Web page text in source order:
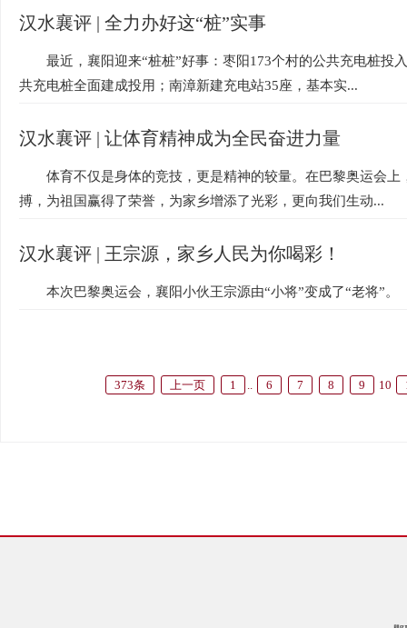
汉水襄评 | 全力办好这“桩”实事
最近，襄阳迎来“桩桩”好事：枣阳173个村的公共充电桩投
共充电桩全面建成投用；南漳新建充电站35座，基本实...
汉水襄评 | 让体育精神成为全民奋进力量
体育不仅是身体的竞技，更是精神的较量。在巴黎奥运会
搏，为祖国赢得了荣誉，为家乡增添了光彩，更向我们生动...
汉水襄评 | 王宗源，家乡人民为你喝彩！
本次巴黎奥运会，襄阳小伙王宗源由“小将”变成了“老将”。
373条 上一页 1 .. 6 7 8 9 10